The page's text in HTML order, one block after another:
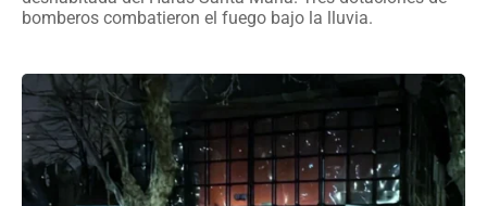
bomberos combatieron el fuego bajo la lluvia.